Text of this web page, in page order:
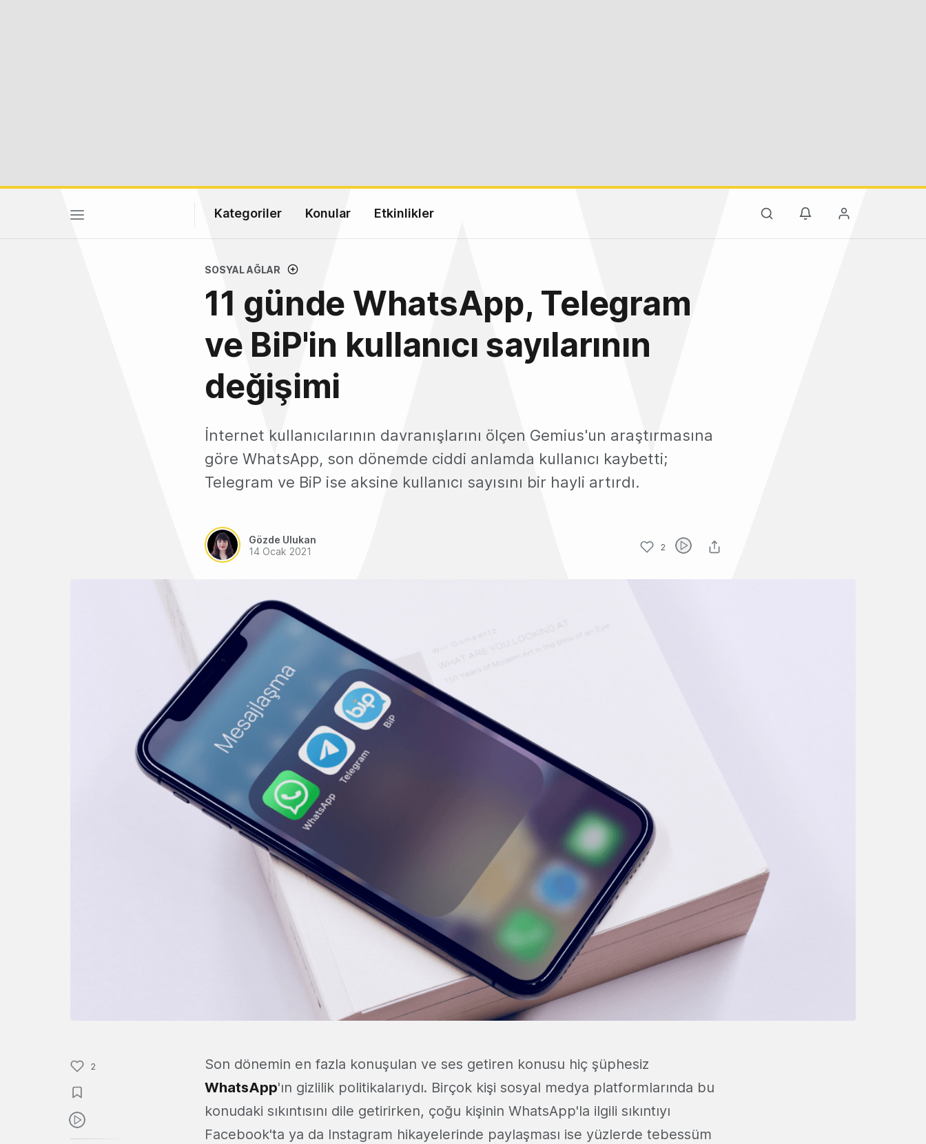
Kategoriler Konular Etkinlikler
SOSYAL AĞLAR
11 günde WhatsApp, Telegram
ve BiP'in kullanıcı sayılarının
değişimi
İnternet kullanıcılarının davranışlarını ölçen Gemius'un araştırmasına
göre WhatsApp, son dönemde ciddi anlamda kullanıcı kaybetti;
Telegram ve BiP ise aksine kullanıcı sayısını bir hayli artırdı.
Gözde Ulukan
14 Ocak 2021
2
2
Son dönemin en fazla konuşulan ve ses getiren konusu hiç şüphesiz
WhatsApp'ın gizlilik politikalarıydı. Birçok kişi sosyal medya platformlarında bu
konudaki sıkıntısını dile getirirken, çoğu kişinin WhatsApp'la ilgili sıkıntıyı
Facebook'ta ya da Instagram hikayelerinde paylaşması ise yüzlerde tebessüm